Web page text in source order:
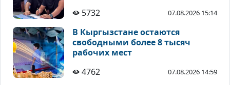
5732
07.08.2026 15:14
В Кыргызстане остаются
свободными более 8 тысяч
рабочих мест
4762
07.08.2026 14:59